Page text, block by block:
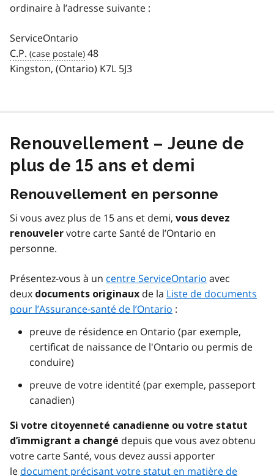
ordinaire à l’adresse suivante :
ServiceOntario
C.P.
48
Kingston, (Ontario) K7L 5J3
Renouvellement – Jeune de
plus de 15 ans et demi
Renouvellement en personne
Si vous avez plus de 15 ans et demi, vous devez
renouveler votre carte Santé de l’Ontario en
personne.
Présentez-vous à un centre ServiceOntario avec
deux documents originaux de la Liste de documents
pour l’Assurance-santé de l’Ontario :
preuve de résidence en Ontario (par exemple,
certificat de naissance de l'Ontario ou permis de
conduire)
preuve de votre identité (par exemple, passeport
canadien)
Si votre citoyenneté canadienne ou votre statut
d’immigrant a changé depuis que vous avez obtenu
votre carte Santé, vous devez aussi apporter
le document précisant votre statut en matière de